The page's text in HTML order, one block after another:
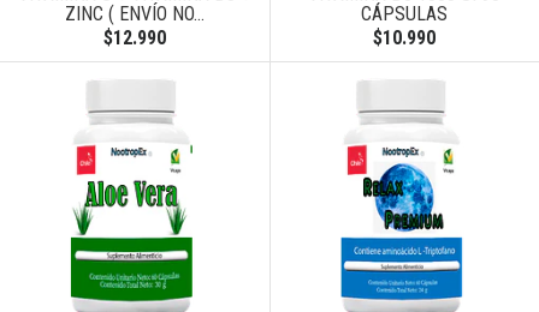
ZINC ( ENVÍO NO...
$12.990
CÁPSULAS
$10.990